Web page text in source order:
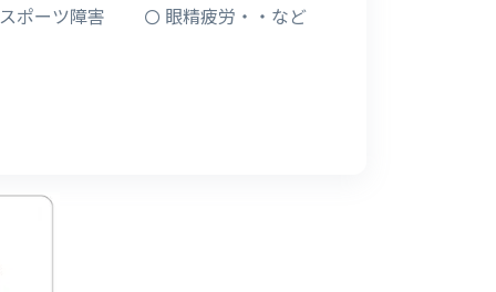
ポーツ障害
眼精疲労・・など